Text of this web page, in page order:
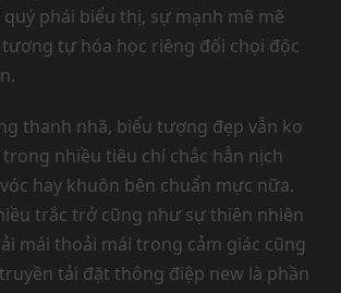
phái biểu thị, sự mạnh mẽ mẽ
tự hóa học riêng đối chọi độc
thanh nhã, biểu tượng đẹp vẫn ko
nhiều tiêu chí chắc hẳn nịch
hay khuôn bên chuẩn mực nữa.
trắc trở cũng như sự thiên nhiên
mái thoải mái trong cảm giác cũng
tải đặt thông điệp new là phần